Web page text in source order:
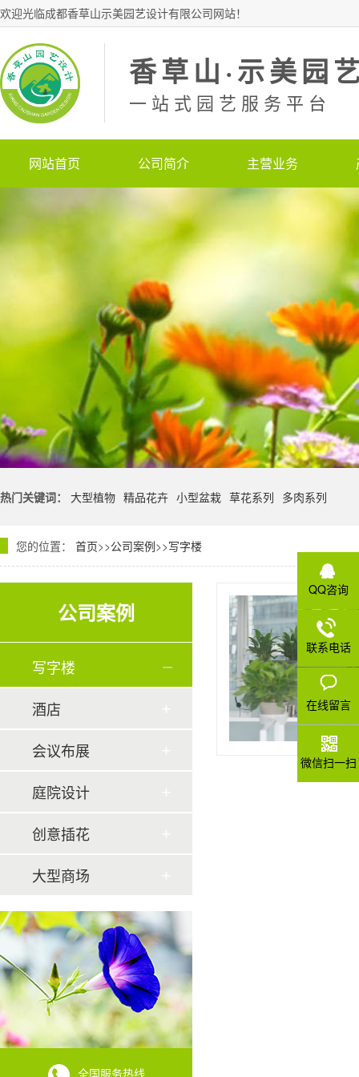
欢迎光临成都香草山示美园艺设计有限公司网站！
香草山·示美园
一站式园艺服务平台
网站首页 公司简介 主营业务
热门关键词： 大型植物 精品花卉 小型盆栽 草花系列 多肉系列
您的位置： 首页>>公司案例>>写字楼
公司案例
写字楼
酒店
会议布展
庭院设计
创意插花
大型商场
全国服务热线
QQ咨询
联系电话
在线留言
微信扫一扫